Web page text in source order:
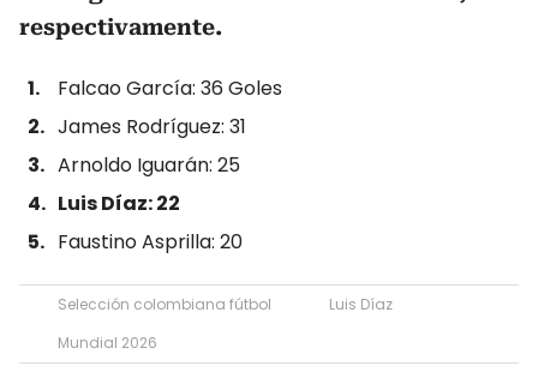
respectivamente.
Falcao García: 36 Goles
James Rodríguez: 31
Arnoldo Iguarán: 25
Luis Díaz: 22
Faustino Asprilla: 20
Selección colombiana fútbol
Luis Díaz
Mundial 2026